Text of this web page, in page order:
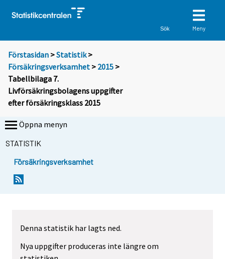
Sök Meny
Förstasidan >Statistik >
Försäkringsverksamhet > 2015 >
Tabellbilaga 7.
Livförsäkringsbolagens uppgifter
efter försäkringsklass 2015
Öppna menyn
STATISTIK
Försäkringsverksamhet
Denna statistik har lagts ned.
Nya uppgifter produceras inte längre om